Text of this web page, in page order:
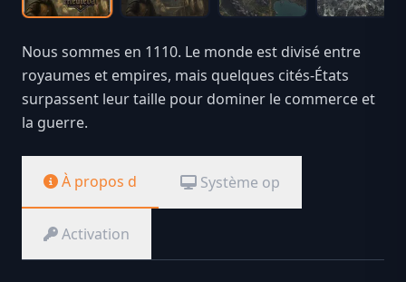
Nous sommes en 1110. Le monde est divisé entre
royaumes et empires, mais quelques cités-États
surpassent leur taille pour dominer le commerce et
la guerre.
À propos d Système op
Activation